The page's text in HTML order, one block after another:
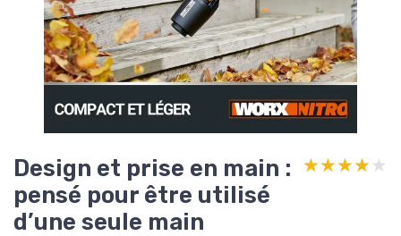
Design et prise en main :
pensé pour être utilisé
d’une seule main
★★★★★
★★★★★